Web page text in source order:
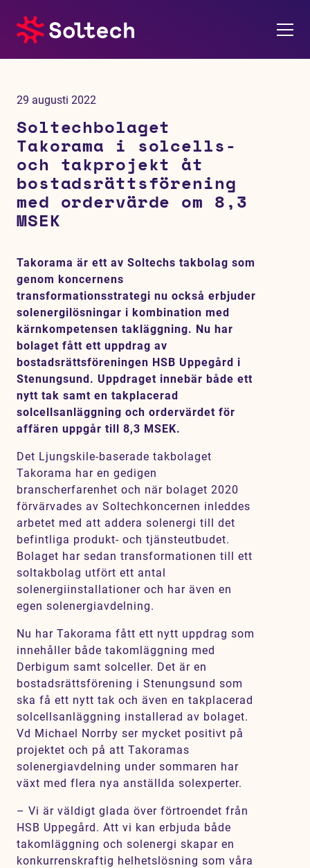
Karriär
Jobb
Kontakt
SV EN
Tjänster
Referensprojekt
Investerare
Hållbarhet
29 augusti 2022
Soltechbolaget
Takorama i solcells-
och takprojekt åt
bostadsrättsförening
med ordervärde om 8,3
MSEK
Takorama är ett av Soltechs takbolag som
genom koncernens
transformationsstrategi nu också erbjuder
solenergilösningar i kombination med
kärnkompetensen takläggning. Nu har
bolaget fått ett uppdrag av
bostadsrättsföreningen HSB Uppegård i
Stenungsund. Uppdraget innebär både ett
nytt tak samt en takplacerad
solcellsanläggning och ordervärdet för
affären uppgår till 8,3 MSEK.
Det Ljungskile-baserade takbolaget
Takorama har en gedigen
branscherfarenhet och när bolaget 2020
förvärvades av Soltechkoncernen inleddes
arbetet med att addera solenergi till det
befintliga produkt- och tjänsteutbudet.
Bolaget har sedan transformationen till ett
soltakbolag utfört ett antal
solenergiinstallationer och har även en
egen solenergiavdelning.
Nu har Takorama fått ett nytt uppdrag som
innehåller både takomläggning med
Derbigum samt solceller. Det är en
bostadsrättsförening i Stenungsund som
ska få ett nytt tak och även en takplacerad
solcellsanläggning installerad av bolaget.
Vd Michael Norrby ser mycket positivt på
projektet och på att Takoramas
solenergiavdelning under sommaren har
växt med flera nya anställda solexperter.
– Vi är väldigt glada över förtroendet från
HSB Uppegård. Att vi kan erbjuda både
takomläggning och solenergi skapar en
konkurrenskraftig helhetslösning som våra